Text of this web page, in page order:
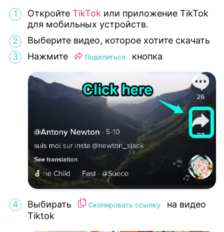
Откройте TikTok или приложение TikTok
для мобильных устройств.
Выберите видео, которое хотите скачать
Нажмите
Поделиться кнопка
Выбирать Скопировать ссылку
на видео
Tiktok